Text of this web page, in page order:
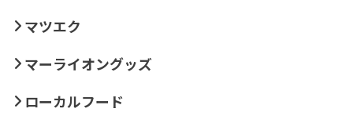
マツエク
マーライオングッズ
ローカルフード